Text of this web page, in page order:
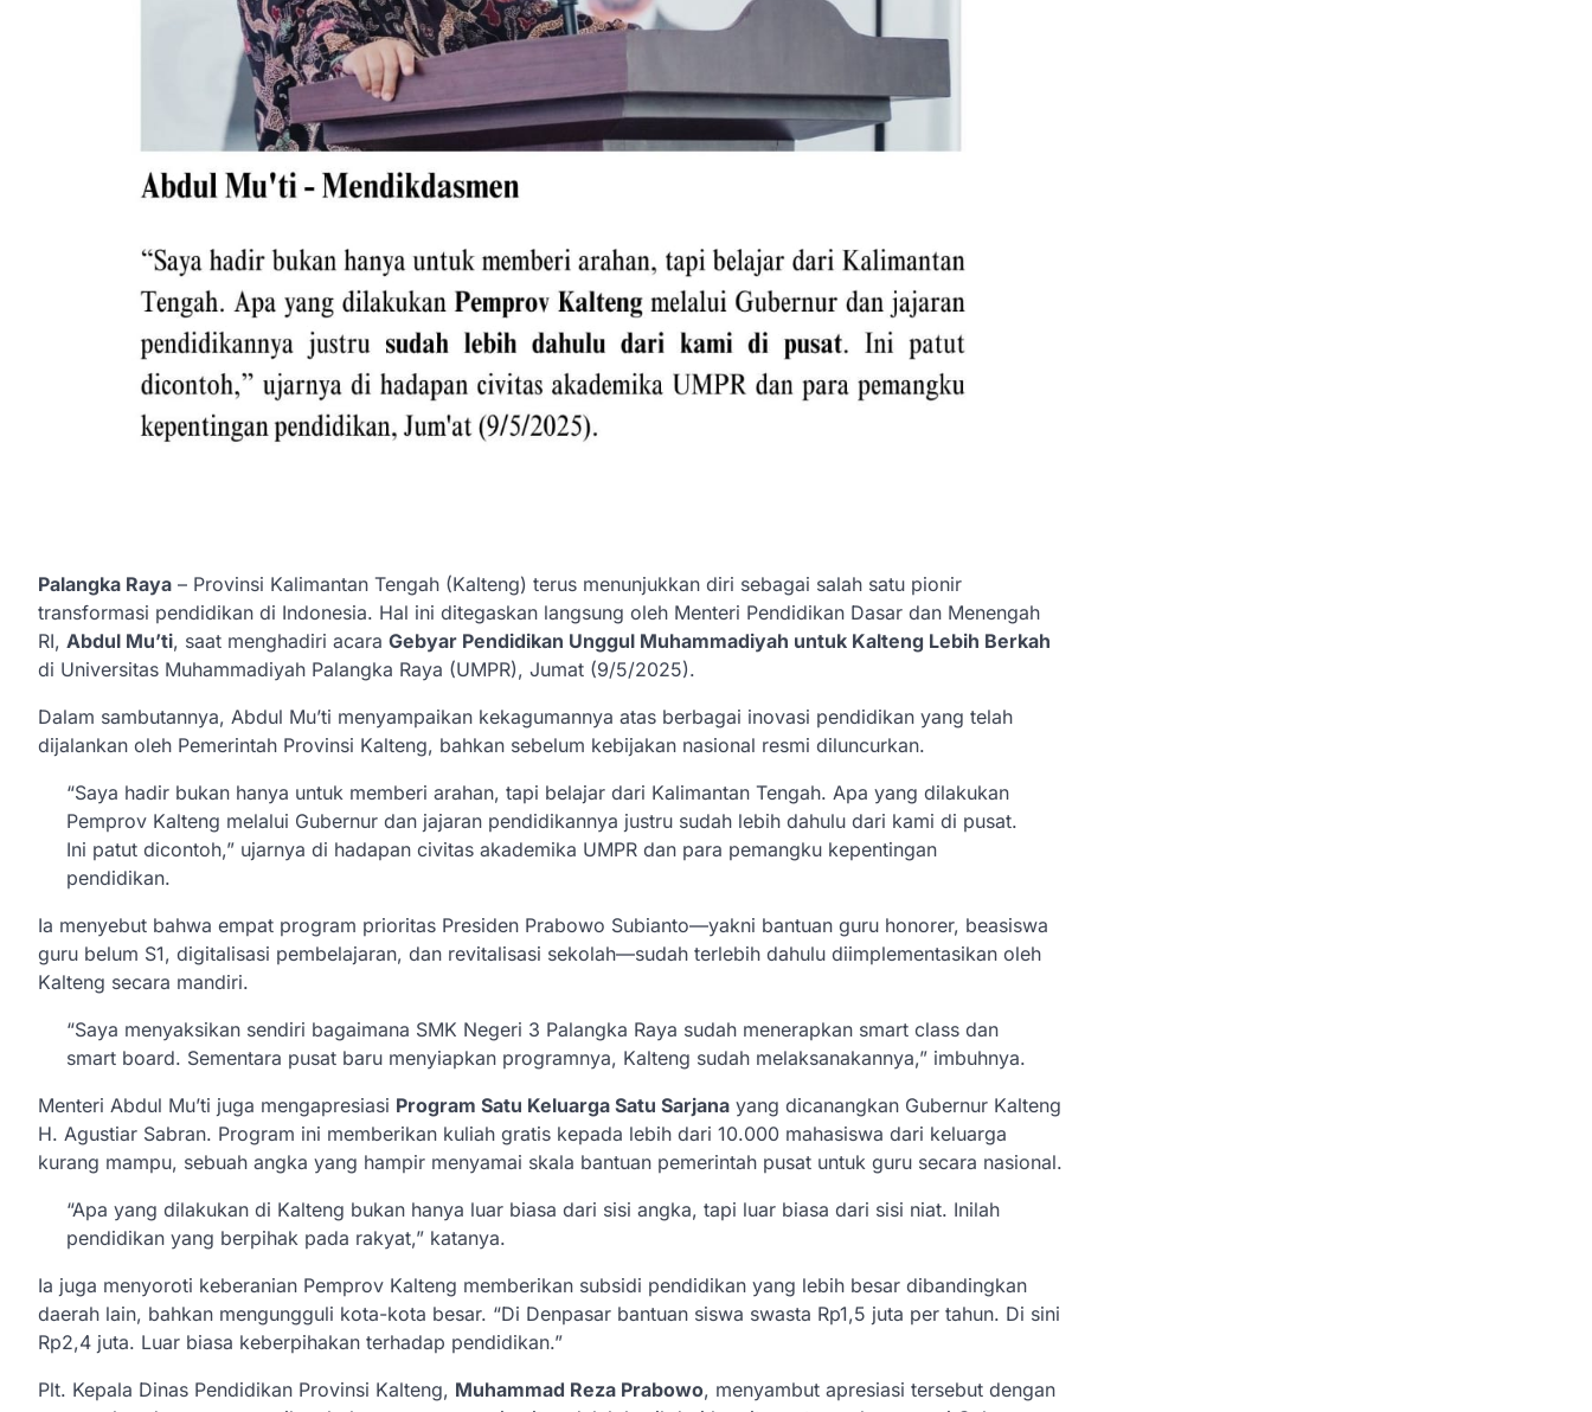
Palangka Raya – Provinsi Kalimantan Tengah (Kalteng) terus menunjukkan diri sebagai salah satu pionir
transformasi pendidikan di Indonesia. Hal ini ditegaskan langsung oleh Menteri Pendidikan Dasar dan Menengah
RI, Abdul Mu’ti, saat menghadiri acara Gebyar Pendidikan Unggul Muhammadiyah untuk Kalteng Lebih Berkah
di Universitas Muhammadiyah Palangka Raya (UMPR), Jumat (9/5/2025).
Dalam sambutannya, Abdul Mu’ti menyampaikan kekagumannya atas berbagai inovasi pendidikan yang telah
dijalankan oleh Pemerintah Provinsi Kalteng, bahkan sebelum kebijakan nasional resmi diluncurkan.
“Saya hadir bukan hanya untuk memberi arahan, tapi belajar dari Kalimantan Tengah. Apa yang dilakukan
Pemprov Kalteng melalui Gubernur dan jajaran pendidikannya justru sudah lebih dahulu dari kami di pusat.
Ini patut dicontoh,” ujarnya di hadapan civitas akademika UMPR dan para pemangku kepentingan
pendidikan.
Ia menyebut bahwa empat program prioritas Presiden Prabowo Subianto—yakni bantuan guru honorer, beasiswa
guru belum S1, digitalisasi pembelajaran, dan revitalisasi sekolah—sudah terlebih dahulu diimplementasikan oleh
Kalteng secara mandiri.
“Saya menyaksikan sendiri bagaimana SMK Negeri 3 Palangka Raya sudah menerapkan smart class dan
smart board. Sementara pusat baru menyiapkan programnya, Kalteng sudah melaksanakannya,” imbuhnya.
Menteri Abdul Mu’ti juga mengapresiasi Program Satu Keluarga Satu Sarjana yang dicanangkan Gubernur Kalteng
H. Agustiar Sabran. Program ini memberikan kuliah gratis kepada lebih dari 10.000 mahasiswa dari keluarga
kurang mampu, sebuah angka yang hampir menyamai skala bantuan pemerintah pusat untuk guru secara nasional.
“Apa yang dilakukan di Kalteng bukan hanya luar biasa dari sisi angka, tapi luar biasa dari sisi niat. Inilah
pendidikan yang berpihak pada rakyat,” katanya.
Ia juga menyoroti keberanian Pemprov Kalteng memberikan subsidi pendidikan yang lebih besar dibandingkan
daerah lain, bahkan mengungguli kota-kota besar. “Di Denpasar bantuan siswa swasta Rp1,5 juta per tahun. Di sini
Rp2,4 juta. Luar biasa keberpihakan terhadap pendidikan.”
Plt. Kepala Dinas Pendidikan Provinsi Kalteng, Muhammad Reza Prabowo, menyambut apresiasi tersebut dengan